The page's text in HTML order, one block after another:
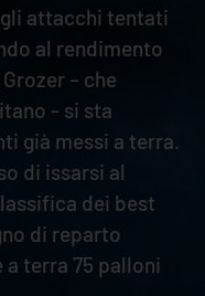
attacchi tentati
al rendimento
– che
- si sta
già messi a terra.
di issarsi al
dei best
di reparto
a terra 75 palloni